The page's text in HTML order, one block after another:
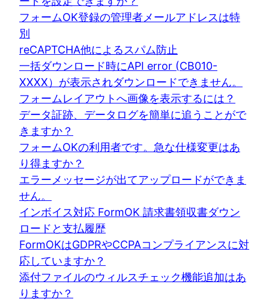
フォームOK登録の管理者メールアドレスは特
別
reCAPTCHA他によるスパム防止
一括ダウンロード時にAPI error (CB010-
XXXX）が表示されダウンロードできません。
フォームレイアウトへ画像を表示するには？
データ証跡、データログを簡単に追うことがで
きますか？
フォームOKの利用者です。急な仕様変更はあ
り得ますか？
エラーメッセージが出てアップロードができま
せん。
インボイス対応 FormOK 請求書領収書ダウン
ロードと支払履歴
FormOKはGDPRやCCPAコンプライアンスに対
応していますか？
添付ファイルのウィルスチェック機能追加はあ
りますか？